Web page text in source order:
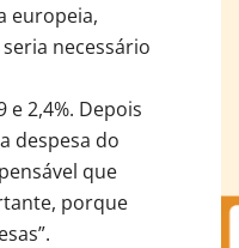
europeia,
necessário
2,4%. Depois
despesa do
que
porque